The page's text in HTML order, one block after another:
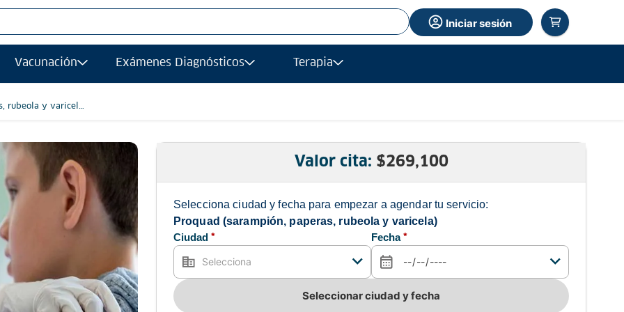
Iniciar sesión
Vacunación Exámenes Diagnósticos Terapia
rubeola y varicela
Valor cita: $269,100
Selecciona ciudad y fecha para empezar a agendar tu servicio:
Proquad (sarampión, paperas, rubeola y varicela)
Ciudad * Fecha *
Seleccionar ciudad y fecha
transvaginal